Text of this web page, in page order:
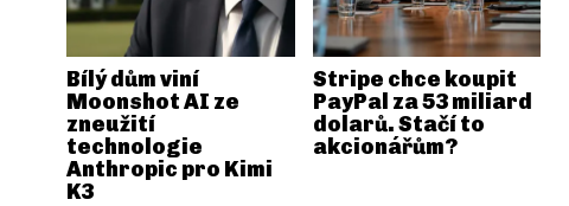
Bílý dům viní
Moonshot AI ze
zneužití
technologie
Anthropic pro Kimi
K3
Stripe chce koupit
PayPal za 53 miliard
dolarů. Stačí to
akcionářům?